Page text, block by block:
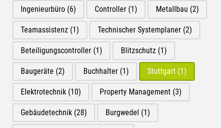
Ingenieurbüro (6) Controller (1) Metallbau (2)
Teamassistenz (1) Technischer Systemplaner (2)
Beteiligungscontroller (1) Blitzschutz (1)
Baugeräte (2) Buchhalter (1) Stuttgart (1)
Elektrotechnik (10) Property Management (3)
Gebäudetechnik (28) Burgwedel (1)